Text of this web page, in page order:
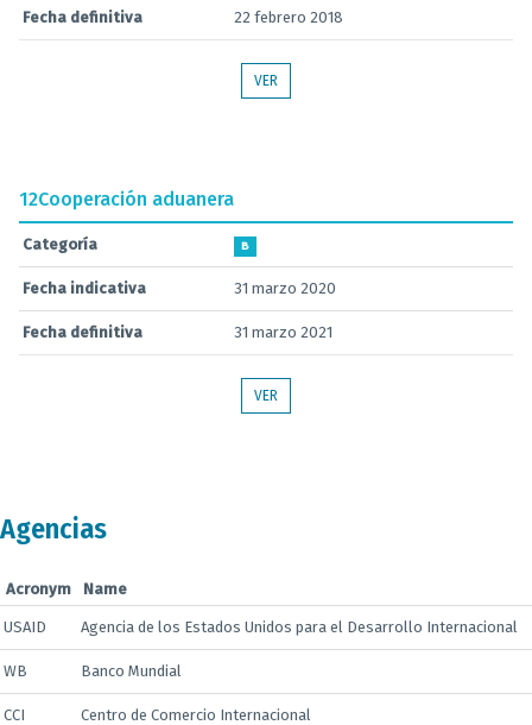
Fecha definitiva 22 febrero 2018
VER
12Cooperación aduanera
Categoría B
Fecha indicativa 31 marzo 2020
Fecha definitiva 31 marzo 2021
VER
Agencias
Acronym Name
USAID Agencia de los Estados Unidos para el Desarrollo Internacional
WB Banco Mundial
CCI Centro de Comercio Internacional